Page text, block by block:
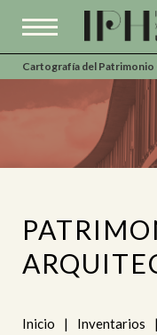
Cartografía del
Inicio | Inventarios |